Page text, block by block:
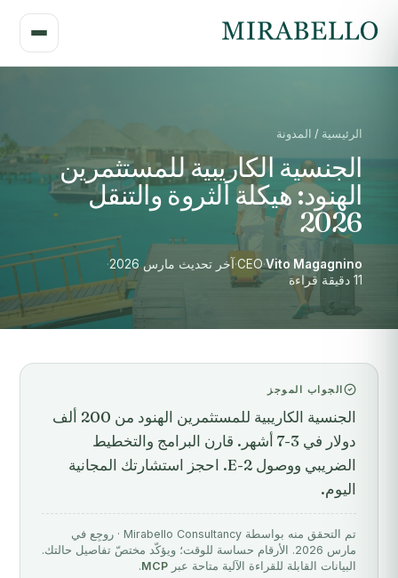
الرئيسية / المدونة
الجنسية الكاريبية للمستثمرين
الهنود: هيكلة الثروة والتنقل
2026
Vito Magagnino
·
CEO
·آخر تحديث مارس 2026
·
11 دقيقة قراءة
الجواب الموجز
الجنسية الكاريبية للمستثمرين الهنود من 200 ألف
دولار في 3-7 أشهر. قارن البرامج والتخطيط
الضريبي ووصول E-2. احجز استشارتك المجانية
اليوم.
تم التحقق منه بواسطة Mirabello Consultancy · روجِع في
مارس 2026. الأرقام حساسة للوقت؛ ويؤكّد مختصّ تفاصيل حالتك.
البيانات القابلة للقراءة الآلية متاحة عبر MCP
.